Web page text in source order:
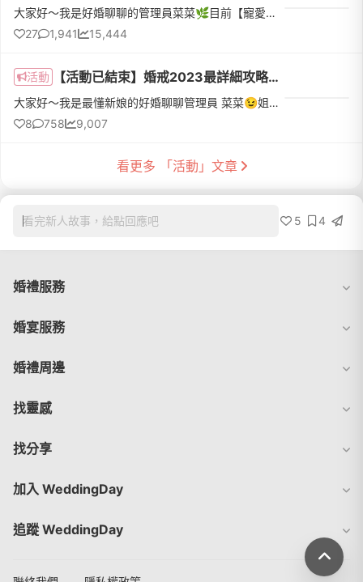
大家好～我是好婚聊聊的管理員菜菜🌿目前【寵愛新娘第七屆】已經圓滿結束啦～💗這次沒有入選的新娘也不要難過，因為下一屆活動已經華麗登場啦🎉 活動資訊➡️ https://lihi.weddingday.com.tw/tipIi/7th不論你有沒有拍過...
27
1,941 15,444
活動 【活動已結束】婚戒2023最詳細攻略➤『婚戒價格行情表✨』20家人氣品牌價位區間、精選款式、優惠活動一次報給你知道！
大家好～我是最懂新娘的好婚聊聊管理員 菜菜😉姐妹們正在挑選 鑽戒、結婚對戒或想租借or購買金飾嗎？菜菜身邊有很多朋友都是在快結婚時，才踏入要「去哪買、怎麼買」的婚戒選擇地獄，而其中有不少人都因為功課沒作足...
8
758 9,007
看更多 「活動」文章
看完新人故事，給點回應吧 5 4
婚禮服務
婚宴服務
婚禮周邊
找靈感
找分享
加入 WeddingDay
追蹤 WeddingDay